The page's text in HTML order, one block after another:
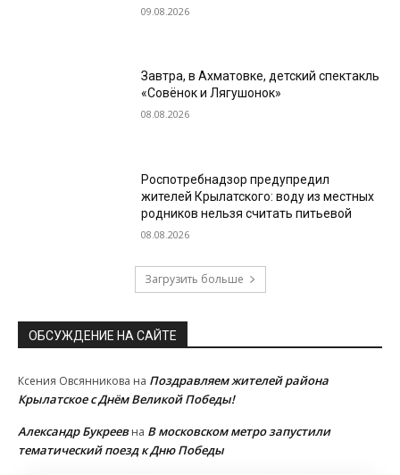
09.08.2026
Завтра, в Ахматовке, детский спектакль
«Совёнок и Лягушонок»
08.08.2026
Роспотребнадзор предупредил
жителей Крылатского: воду из местных
родников нельзя считать питьевой
08.08.2026
Загрузить больше
ОБСУЖДЕНИЕ НА САЙТЕ
Ксения Овсянникова на Поздравляем жителей района
Крылатское с Днём Великой Победы!
Александр Букреевна В московском метро запустили
тематический поезд к Дню Победы